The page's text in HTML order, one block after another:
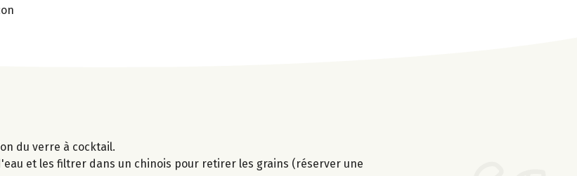
du verre à cocktail.
et les filtrer dans un chinois pour retirer les grains (réserver une